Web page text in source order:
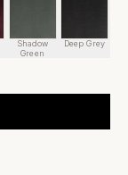
Shadow
Green
Deep Grey